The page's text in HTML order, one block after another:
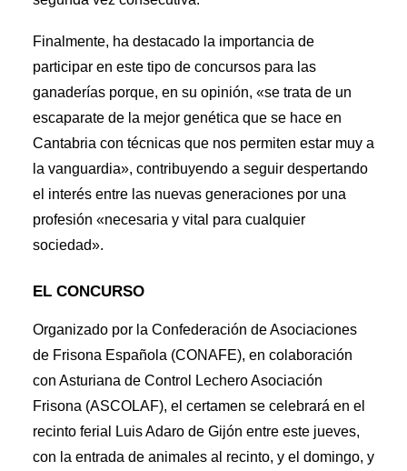
Finalmente, ha destacado la importancia de
participar en este tipo de concursos para las
ganaderías porque, en su opinión, «se trata de un
escaparate de la mejor genética que se hace en
Cantabria con técnicas que nos permiten estar muy a
la vanguardia», contribuyendo a seguir despertando
el interés entre las nuevas generaciones por una
profesión «necesaria y vital para cualquier
sociedad».
EL CONCURSO
Organizado por la Confederación de Asociaciones
de Frisona Española (CONAFE), en colaboración
con Asturiana de Control Lechero Asociación
Frisona (ASCOLAF), el certamen se celebrará en el
recinto ferial Luis Adaro de Gijón entre este jueves,
con la entrada de animales al recinto, y el domingo, y